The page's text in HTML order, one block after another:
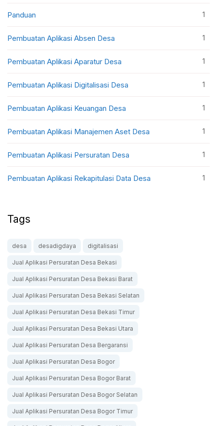
Panduan 1
Pembuatan Aplikasi Absen Desa 1
Pembuatan Aplikasi Aparatur Desa 1
Pembuatan Aplikasi Digitalisasi Desa 1
Pembuatan Aplikasi Keuangan Desa 1
Pembuatan Aplikasi Manajemen Aset Desa 1
Pembuatan Aplikasi Persuratan Desa 1
Pembuatan Aplikasi Rekapitulasi Data Desa 1
Tags
desa desadigdaya digitalisasi
Jual Aplikasi Persuratan Desa Bekasi
Jual Aplikasi Persuratan Desa Bekasi Barat
Jual Aplikasi Persuratan Desa Bekasi Selatan
Jual Aplikasi Persuratan Desa Bekasi Timur
Jual Aplikasi Persuratan Desa Bekasi Utara
Jual Aplikasi Persuratan Desa Bergaransi
Jual Aplikasi Persuratan Desa Bogor
Jual Aplikasi Persuratan Desa Bogor Barat
Jual Aplikasi Persuratan Desa Bogor Selatan
Jual Aplikasi Persuratan Desa Bogor Timur